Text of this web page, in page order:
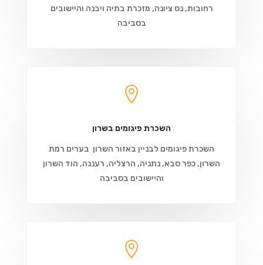
רחובות, נס ציונה, מזכרת בתיה ויבנה והיישובים
בסביבה

השכרת פיגומים בשרון
השכרת פיגומים לבניין באזור השרון בערים רמת
השרון, כפר סבא, נתניה, הרצליה, רעננה, הוד השרון
והיישובים בסביבה
